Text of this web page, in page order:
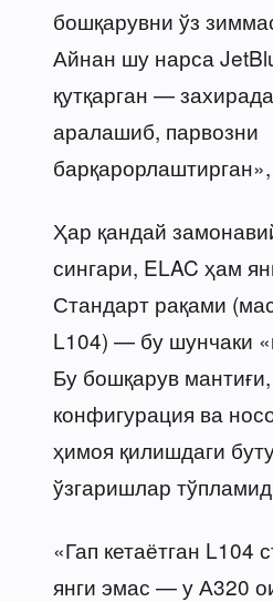
бошқарувни ўз
Айнан шу нарса
қутқарган —
аралашиб, парвозни
Ҳар қандай
сингари, ELAC ҳам
Стандарт рақами
L104) — бу шунчаки
Бу бошқарув
конфигурация ва
ҳимоя қилишдаги
ўзгаришлар
«Гап кетаётган L104
янги эмас — у А320